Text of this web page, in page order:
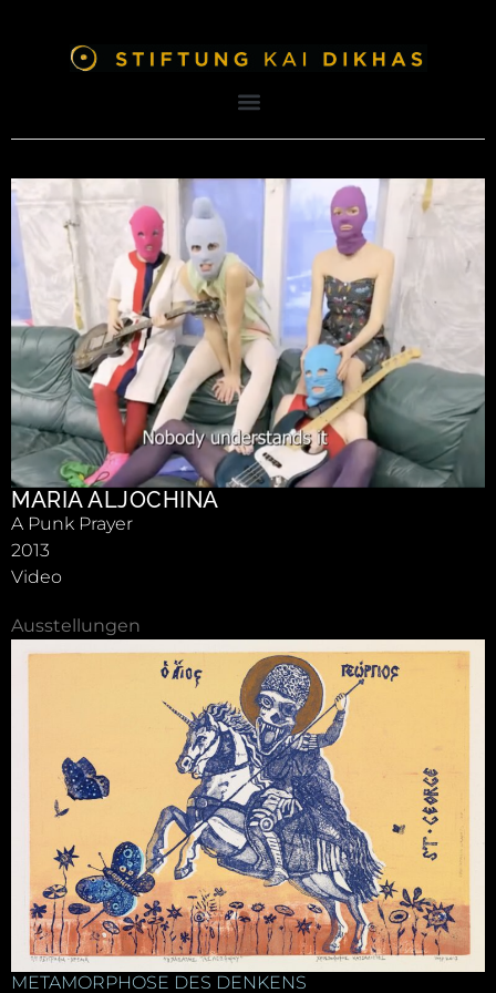
MARIA ALJOCHINA
A Punk Prayer
2013
Video
Ausstellungen
METAMORPHOSE DES DENKENS